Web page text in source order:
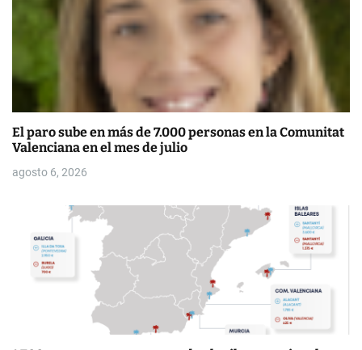
El paro sube en más de 7.000 personas en la Comunitat
Valenciana en el mes de julio
agosto 6, 2026